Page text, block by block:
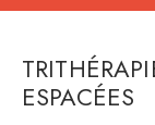
ESPACÉES